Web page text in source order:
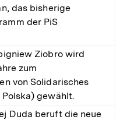
das bisherige
der PiS
Ziobro wird
zum
von Solidarisches
gewählt.
Duda beruft die neue